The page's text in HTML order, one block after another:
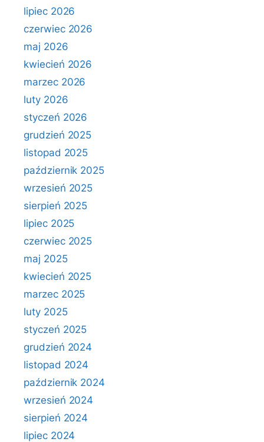
lipiec 2026
czerwiec 2026
maj 2026
kwiecień 2026
marzec 2026
luty 2026
styczeń 2026
grudzień 2025
listopad 2025
październik 2025
wrzesień 2025
sierpień 2025
lipiec 2025
czerwiec 2025
maj 2025
kwiecień 2025
marzec 2025
luty 2025
styczeń 2025
grudzień 2024
listopad 2024
październik 2024
wrzesień 2024
sierpień 2024
lipiec 2024